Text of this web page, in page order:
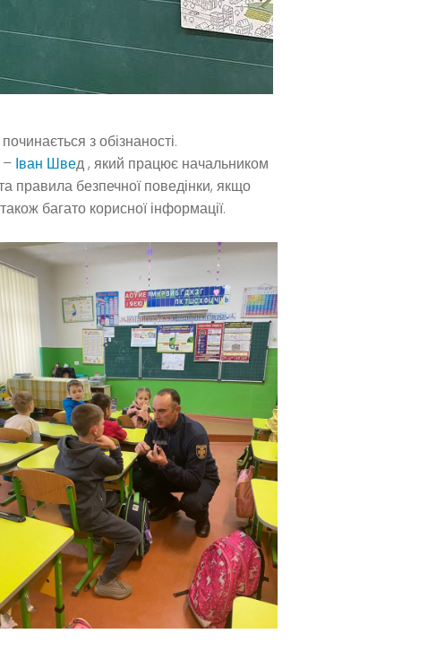
з обізнаності.
– Іван Швед , який працює начальником
правила безпечної поведінки, якщо
багато корисної інформації.